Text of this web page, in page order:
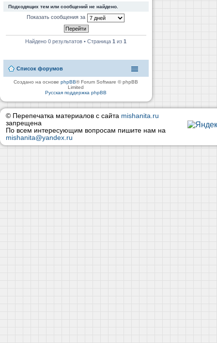
Подходящих тем или сообщений не найдено.
Показать сообщения за
Найдено 0 результатов • Страница1 из1
Список форумов
Создано на основеphpBB® Forum Software © phpBB
Limited
Русская поддержка phpBB
© Перепечатка материалов с сайта mishanita.ru
запрещена
По всем интересующим вопросам пишите нам на
mishanita@yandex.ru